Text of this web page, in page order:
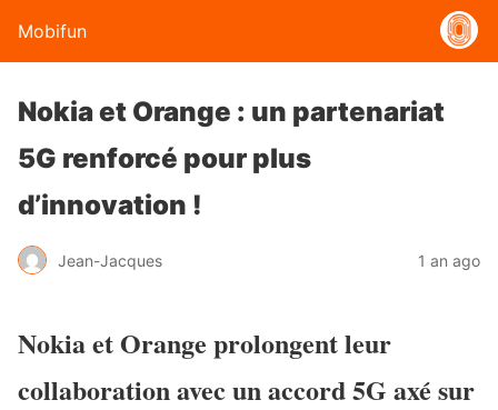
Mobifun
Nokia et Orange : un partenariat
5G renforcé pour plus
d’innovation !
Jean-Jacques 1 an ago
Nokia et Orange prolongent leur
collaboration avec un accord 5G axé sur